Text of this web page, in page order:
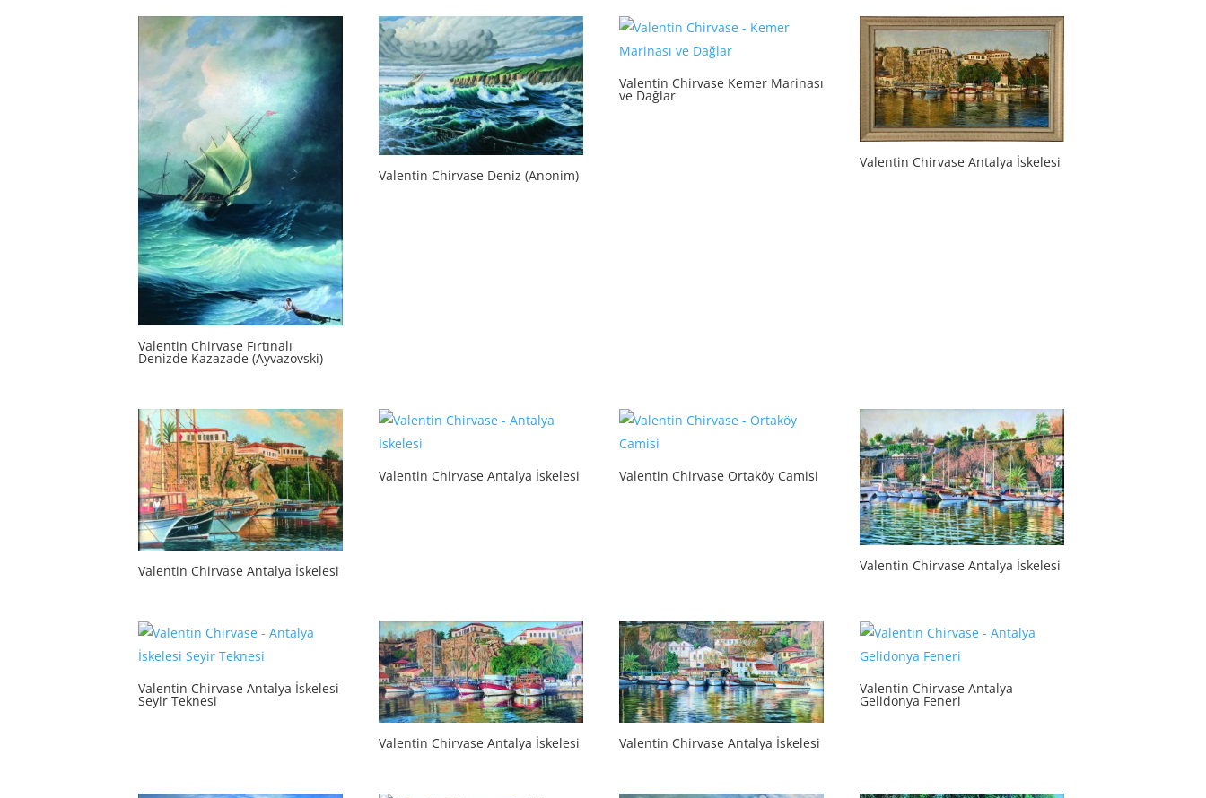
Valentin Chirvase Fırtınalı
Denizde Kazazade (Ayvazovski)
Valentin Chirvase Deniz (Anonim)
Valentin Chirvase Kemer Marinası
ve Dağlar
Valentin Chirvase Antalya İskelesi
Valentin Chirvase Antalya İskelesi
Valentin Chirvase Antalya İskelesi Valentin Chirvase Ortaköy Camisi
Valentin Chirvase Antalya İskelesi
Valentin Chirvase Antalya İskelesi
Seyir Teknesi
Valentin Chirvase Antalya İskelesi Valentin Chirvase Antalya İskelesi
Valentin Chirvase Antalya
Gelidonya Feneri